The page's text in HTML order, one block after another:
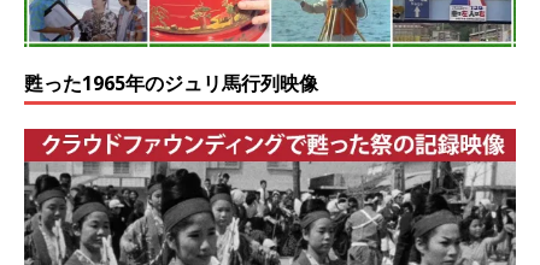
甦った1965年のジュリ馬行列映像